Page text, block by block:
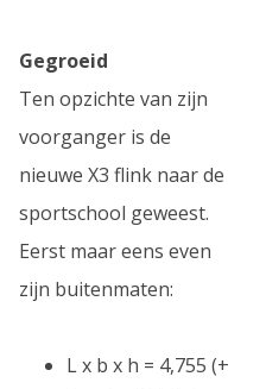
Gegroeid
Ten opzichte van zijn
voorganger is de
nieuwe X3 flink naar de
sportschool geweest.
Eerst maar eens even
zijn buitenmaten:
L x b x h = 4,755 (+